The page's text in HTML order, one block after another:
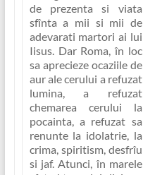
de prezenta si viata
sfînta a mii si mii de
adevarati martori ai lui
Iisus. Dar Roma, în loc
sa aprecieze ocaziile de
aur ale cerului a refuzat
lumina,a refuzat
chemarea cerului la
pocainta, a refuzat sa
renunte la idolatrie, la
crima, spiritism, desfrîu
si jaf. Atunci, în marele